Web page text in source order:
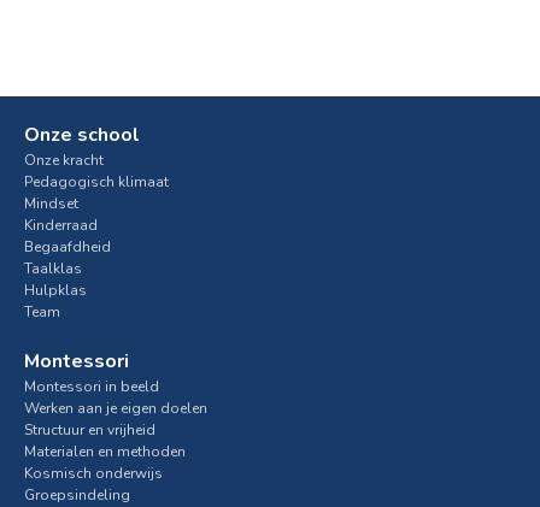
Onze school
Onze kracht
Pedagogisch klimaat
Mindset
Kinderraad
Begaafdheid
Taalklas
Hulpklas
Team
Montessori
Montessori in beeld
Werken aan je eigen doelen
Structuur en vrijheid
Materialen en methoden
Kosmisch onderwijs
Groepsindeling